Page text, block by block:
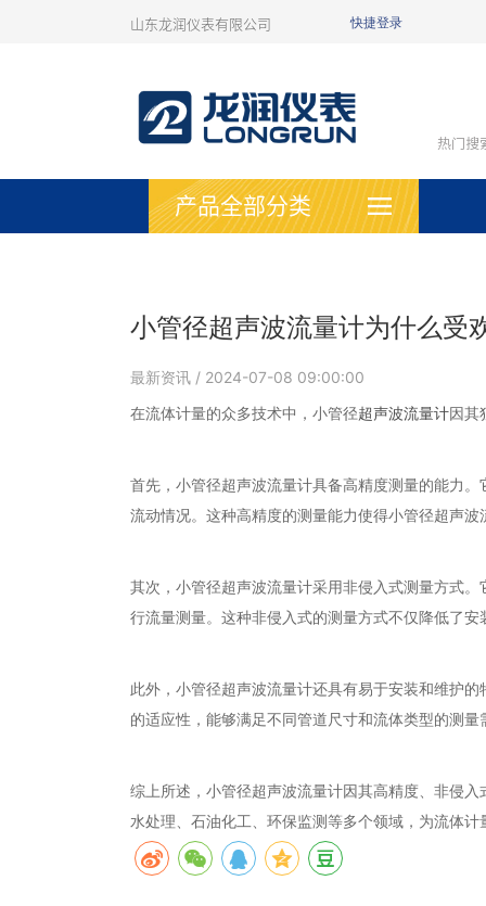
山东龙润仪表有限公司
热门搜
产品全部分类
快捷登录
小管径超声波流量计为什么受
最新资讯 / 2024-07-08 09:00:00
在流体计量的众多技术中，小管径超声波流量计因其
首先，小管径超声波流量计具备高精度测量的能力
流动情况。这种高精度的测量能力使得小管径超声
其次，小管径超声波流量计采用非侵入式测量方式
行流量测量。这种非侵入式的测量方式不仅降低了
此外，小管径超声波流量计还具有易于安装和维护
的适应性，能够满足不同管道尺寸和流体类型的测量
综上所述，小管径超声波流量计因其高精度、非侵
水处理、石油化工、环保监测等多个领域，为流体